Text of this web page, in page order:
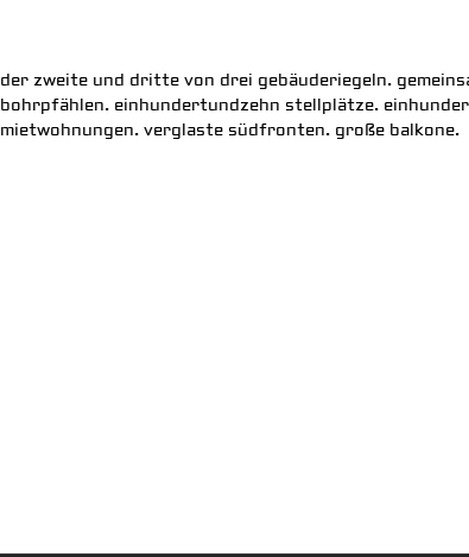
der zweite und dritte von drei gebäuderiegeln.
bohrpfählen. einhundertundzehn stellplätze.
mietwohnungen. verglaste südfronten. große balkone.